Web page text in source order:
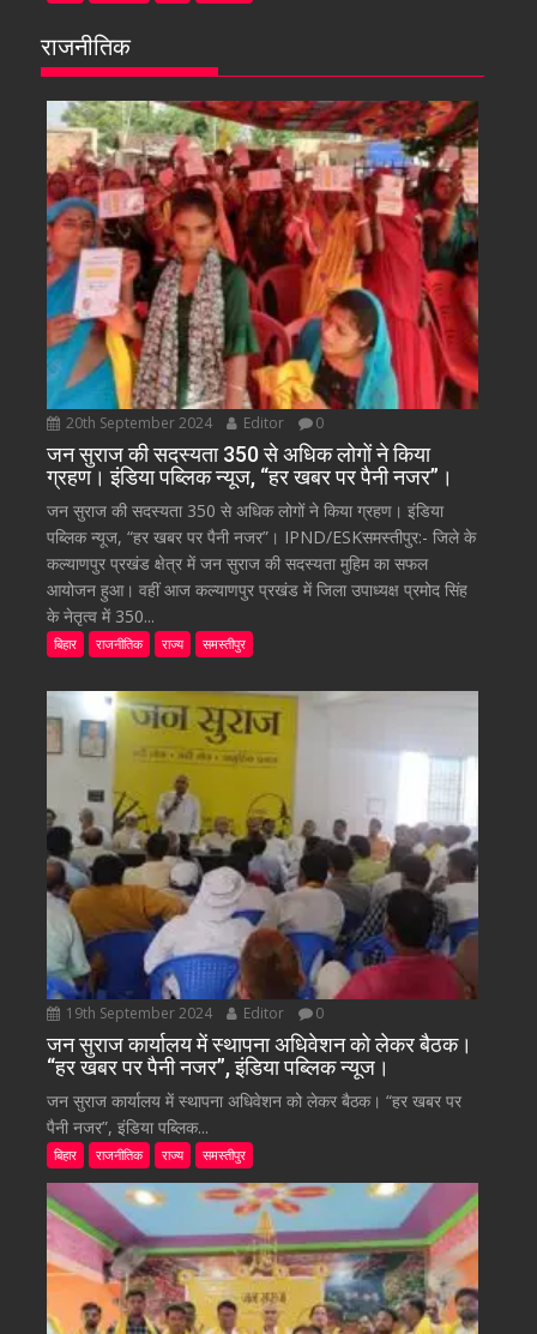
राजनीतिक
20th September 2024 Editor 0
जन सुराज की सदस्यता 350 से अधिक लोगों ने किया
ग्रहण। इंडिया पब्लिक न्यूज, “हर खबर पर पैनी नजर”।
जन सुराज की सदस्यता 350 से अधिक लोगों ने किया ग्रहण। इंडिया
पब्लिक न्यूज, “हर खबर पर पैनी नजर”। IPND/ESKसमस्तीपुर:- जिले के
कल्याणपुर प्रखंड क्षेत्र में जन सुराज की सदस्यता मुहिम का सफल
आयोजन हुआ। वहीं आज कल्याणपुर प्रखंड में जिला उपाध्यक्ष प्रमोद सिंह
के नेतृत्व में 350...
बिहार राजनीतिक राज्य समस्तीपुर
19th September 2024 Editor 0
जन सुराज कार्यालय में स्थापना अधिवेशन को लेकर बैठक।
“हर खबर पर पैनी नजर”, इंडिया पब्लिक न्यूज।
जन सुराज कार्यालय में स्थापना अधिवेशन को लेकर बैठक। “हर खबर पर
पैनी नजर”, इंडिया पब्लिक...
बिहार राजनीतिक राज्य समस्तीपुर